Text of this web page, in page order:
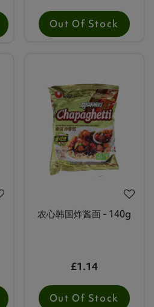
Out Of Stock
农心韩国炸酱面 - 140g
£1.14
Out Of Stock